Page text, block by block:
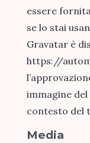
essere
se lo stai
Gravatar è
https://
immagine
contesto del
Media